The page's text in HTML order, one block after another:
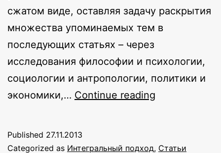
сжатом виде, оставляя задачу раскрытия
множества упоминаемых тем в
последующих статьях – через
исследования философии и психологии,
социологии и антропологии, политики и
экономики,… Continue reading
инструменты
Published 27.11.2013
Categorized as Интегральный подход, Статьи